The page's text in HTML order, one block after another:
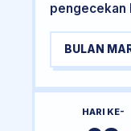
pengecekan
BULAN
HARI KE-